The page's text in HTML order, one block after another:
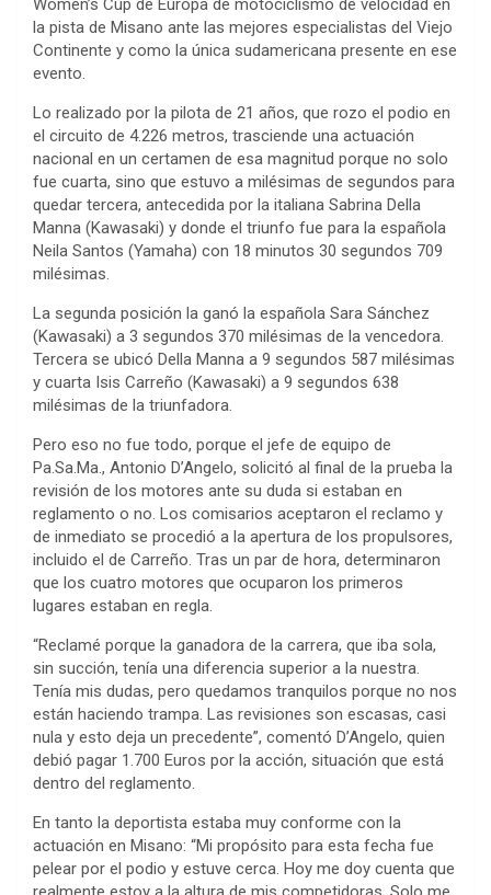
Women’s Cup de Europa de motociclismo de velocidad en
la pista de Misano ante las mejores especialistas del Viejo
Continente y como la única sudamericana presente en ese
evento.
Lo realizado por la pilota de 21 años, que rozo el podio en
el circuito de 4.226 metros, trasciende una actuación
nacional en un certamen de esa magnitud porque no solo
fue cuarta, sino que estuvo a milésimas de segundos para
quedar tercera, antecedida por la italiana Sabrina Della
Manna (Kawasaki) y donde el triunfo fue para la española
Neila Santos (Yamaha) con 18 minutos 30 segundos 709
milésimas.
La segunda posición la ganó la española Sara Sánchez
(Kawasaki) a 3 segundos 370 milésimas de la vencedora.
Tercera se ubicó Della Manna a 9 segundos 587 milésimas
y cuarta Isis Carreño (Kawasaki) a 9 segundos 638
milésimas de la triunfadora.
Pero eso no fue todo, porque el jefe de equipo de
Pa.Sa.Ma., Antonio D’Angelo, solicitó al final de la prueba la
revisión de los motores ante su duda si estaban en
reglamento o no. Los comisarios aceptaron el reclamo y
de inmediato se procedió a la apertura de los propulsores,
incluido el de Carreño. Tras un par de hora, determinaron
que los cuatro motores que ocuparon los primeros
lugares estaban en regla.
“Reclamé porque la ganadora de la carrera, que iba sola,
sin succión, tenía una diferencia superior a la nuestra.
Tenía mis dudas, pero quedamos tranquilos porque no nos
están haciendo trampa. Las revisiones son escasas, casi
nula y esto deja un precedente”, comentó D’Angelo, quien
debió pagar 1.700 Euros por la acción, situación que está
dentro del reglamento.
En tanto la deportista estaba muy conforme con la
actuación en Misano: “Mi propósito para esta fecha fue
pelear por el podio y estuve cerca. Hoy me doy cuenta que